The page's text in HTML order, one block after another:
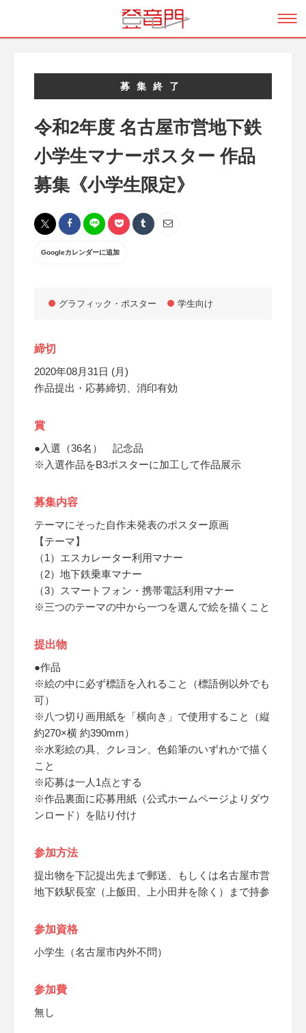
募集終了
令和2年度 名古屋市営地下鉄
小学生マナーポスター 作品
募集《小学生限定》
Googleカレンダーに追加
グラフィック・ポスター 学生向け
締切
2020年08月31日 (月)
作品提出・応募締切、消印有効
賞
●入選（36名） 記念品
※入選作品をB3ポスターに加工して作品展示
募集内容
テーマにそった自作未発表のポスター原画
【テーマ】
（1）エスカレーター利用マナー
（2）地下鉄乗車マナー
（3）スマートフォン・携帯電話利用マナー
※三つのテーマの中から一つを選んで絵を描くこと
提出物
●作品
※絵の中に必ず標語を入れること（標語例以外でも
可）
※八つ切り画用紙を「横向き」で使用すること（縦
約270×横 約390mm）
※水彩絵の具、クレヨン、色鉛筆のいずれかで描く
こと
※応募は一人1点とする
※作品裏面に応募用紙（公式ホームページよりダウ
ンロード）を貼り付け
参加方法
提出物を下記提出先まで郵送、もしくは名古屋市営
地下鉄駅長室（上飯田、上小田井を除く）まで持参
参加資格
小学生（名古屋市内外不問）
参加費
無し